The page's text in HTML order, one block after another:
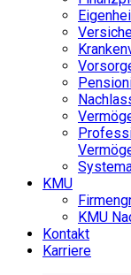
KMU
KMU
Kontakt
Karriere